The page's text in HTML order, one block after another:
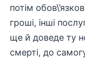
потім
гроші, інші
ще й доведе ту
смерті, до